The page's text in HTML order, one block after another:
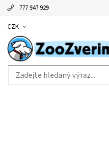
777 947 929
CZK